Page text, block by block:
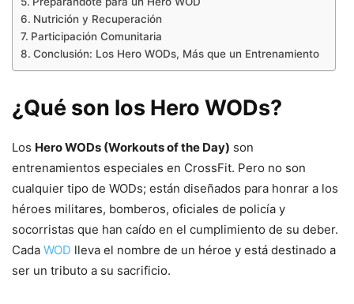
Nutrición y Recuperación
Participación Comunitaria
Conclusión: Los Hero WODs, Más que un Entrenamiento
¿Qué son los Hero WODs?
Los Hero WODs (Workouts of the Day) son
entrenamientos especiales en CrossFit. Pero no son
cualquier tipo de WODs; están diseñados para honrar a los
héroes militares, bomberos, oficiales de policía y
socorristas que han caído en el cumplimiento de su deber.
Cada WOD lleva el nombre de un héroe y está destinado a
ser un tributo a su sacrificio.